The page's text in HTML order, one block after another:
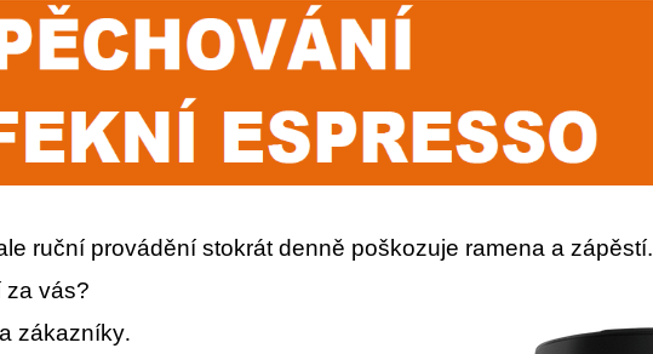
ruční provádění stokrát denně poškozuje ramena a zápěstí.
za vás?
zákazníky.